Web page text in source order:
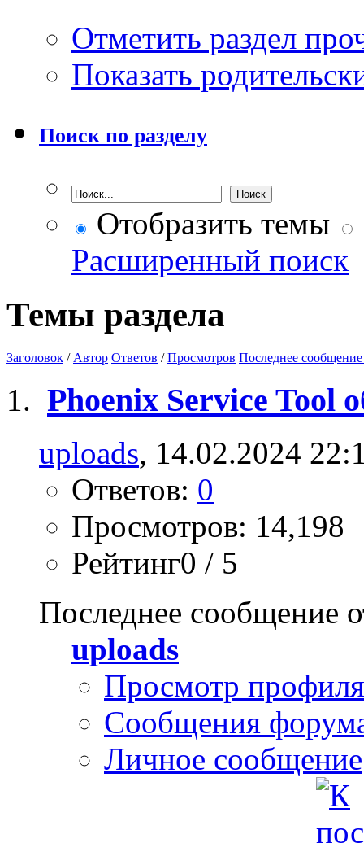
Отметить раздел
Показать
Поиск по разделу
Отобразить темы
Расширенный поиск
Темы раздела
Заголовок / Автор Ответов /Просмотров Последнее сообщение
Phoenix Service Tool
uploads, 14.02.2024
Ответов: 0
Просмотров: 14,198
Рейтинг0 / 5
Последнее сообщение
uploads
Просмотр профиля
Сообщения
Личное сообщение